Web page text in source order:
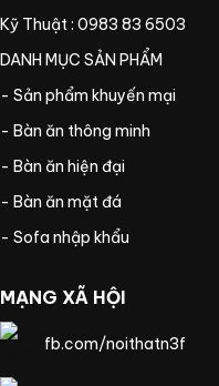
Kỹ Thuật : 0983 83 6503
DANH MỤC SẢN PHẨM
- Sản phẩm khuyến mại
- Bàn ăn thông minh
- Bàn ăn hiện đại
- Bàn ăn mặt đá
- Sofa nhập khẩu
MẠNG XÃ HỘI
fb.com/noithatn3f